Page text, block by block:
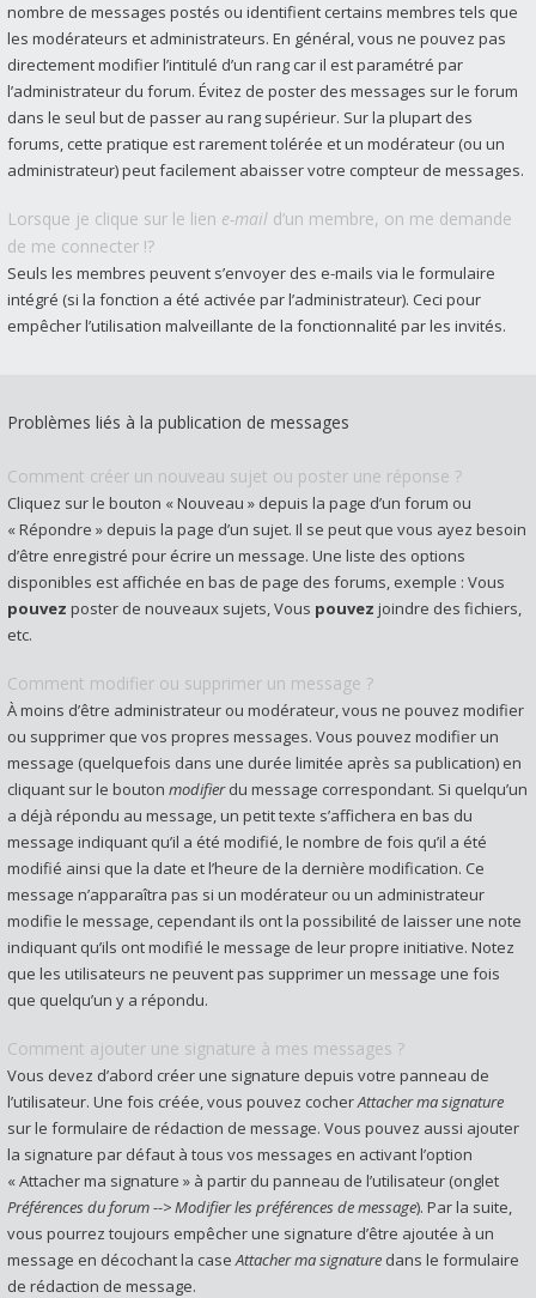
nombre de messages postés ou identifient certains membres tels que
les modérateurs et administrateurs. En général, vous ne pouvez pas
directement modifier l’intitulé d’un rang car il est paramétré par
l’administrateur du forum. Évitez de poster des messages sur le forum
dans le seul but de passer au rang supérieur. Sur la plupart des
forums, cette pratique est rarement tolérée et un modérateur (ou un
administrateur) peut facilement abaisser votre compteur de messages.
Lorsque je clique sur le lien e-mail d’un membre, on me demande
de me connecter !?
Seuls les membres peuvent s’envoyer des e-mails via le formulaire
intégré (si la fonction a été activée par l’administrateur). Ceci pour
empêcher l’utilisation malveillante de la fonctionnalité par les invités.
Problèmes liés à la publication de messages
Comment créer un nouveau sujet ou poster une réponse ?
Cliquez sur le bouton « Nouveau » depuis la page d’un forum ou
« Répondre » depuis la page d’un sujet. Il se peut que vous ayez besoin
d’être enregistré pour écrire un message. Une liste des options
disponibles est affichée en bas de page des forums, exemple : Vous
pouvez poster de nouveaux sujets, Vous pouvez joindre des fichiers,
etc.
Comment modifier ou supprimer un message ?
À moins d’être administrateur ou modérateur, vous ne pouvez modifier
ou supprimer que vos propres messages. Vous pouvez modifier un
message (quelquefois dans une durée limitée après sa publication) en
cliquant sur le bouton modifierdu message correspondant. Si quelqu’un
a déjà répondu au message, un petit texte s’affichera en bas du
message indiquant qu’il a été modifié, le nombre de fois qu’il a été
modifié ainsi que la date et l’heure de la dernière modification. Ce
message n’apparaîtra pas si un modérateur ou un administrateur
modifie le message, cependant ils ont la possibilité de laisser une note
indiquant qu’ils ont modifié le message de leur propre initiative. Notez
que les utilisateurs ne peuvent pas supprimer un message une fois
que quelqu’un y a répondu.
Comment ajouter une signature à mes messages ?
Vous devez d’abord créer une signature depuis votre panneau de
l’utilisateur. Une fois créée, vous pouvez cocherAttacher ma signature
sur le formulaire de rédaction de message. Vous pouvez aussi ajouter
la signature par défaut à tous vos messages en activant l’option
« Attacher ma signature » à partir du panneau de l’utilisateur (onglet
Préférences du forum --> Modifier les préférences de message). Par la suite,
vous pourrez toujours empêcher une signature d’être ajoutée à un
message en décochant la caseAttacher ma signature dans le formulaire
de rédaction de message.